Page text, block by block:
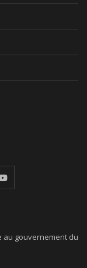
au gouvernement du